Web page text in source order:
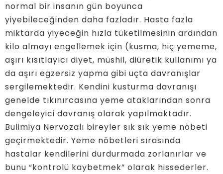
normal bir insanın gün boyunca
yiyebileceğinden daha fazladır. Hasta fazla
miktarda yiyeceğin hızla tüketilmesinin ardından
kilo almayı engellemek için (kusma, hiç yememe,
aşırı kısıtlayıcı diyet, müshil, diüretik kullanımı ya
da aşırı egzersiz yapma gibi uçta davranışlar
sergilemektedir. Kendini kusturma davranışı
genelde tıkınırcasına yeme ataklarından sonra
dengeleyici davranış olarak yapılmaktadır.
Bulimiya Nervozalı bireyler sık sık yeme nöbeti
geçirmektedir. Yeme nöbetleri sırasında
hastalar kendilerini durdurmada zorlanırlar ve
bunu “kontrolü kaybetmek” olarak hissederler.